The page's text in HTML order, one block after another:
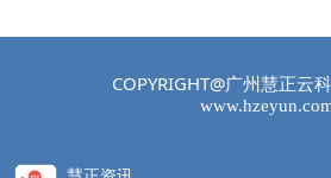
产品解决方案。
COPYRIGHT@广州慧正云